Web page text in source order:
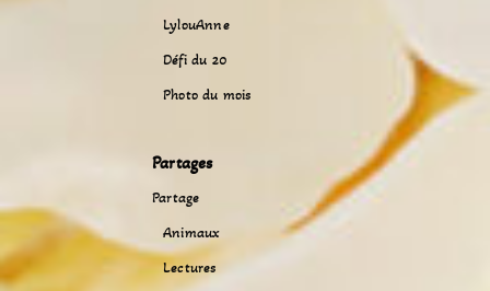
LylouAnne
Défi du 20
Photo du mois
Partages
Partage
Animaux
Lectures